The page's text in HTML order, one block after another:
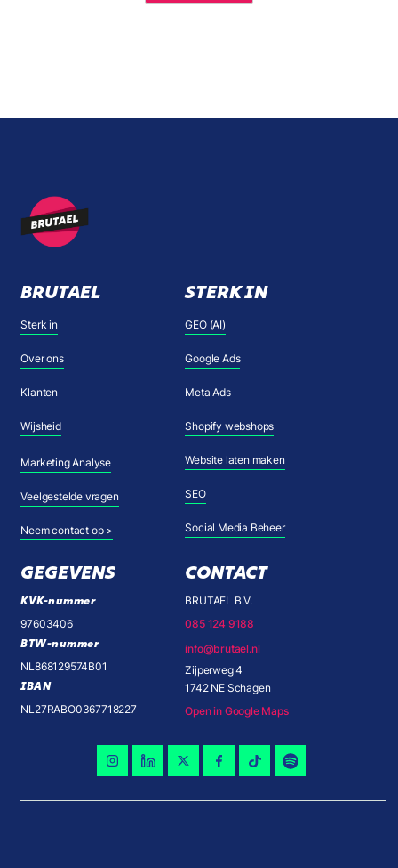
BRUTAEL
Sterk in
Over ons
Klanten
Wijsheid
Marketing Analyse
Veelgestelde vragen
Neem contact op >
STERK IN
GEO (AI)
Google Ads
Meta Ads
Shopify webshops
Website laten maken
SEO
Social Media Beheer
GEGEVENS
KVK-nummer
97603406
BTW-nummer
NL868129574B01
IBAN
NL27RABO0367718227
CONTACT
BRUTAEL B.V.
085 124 9188
info@brutael.nl
Zijperweg 4
1742 NE Schagen
Open in Google Maps